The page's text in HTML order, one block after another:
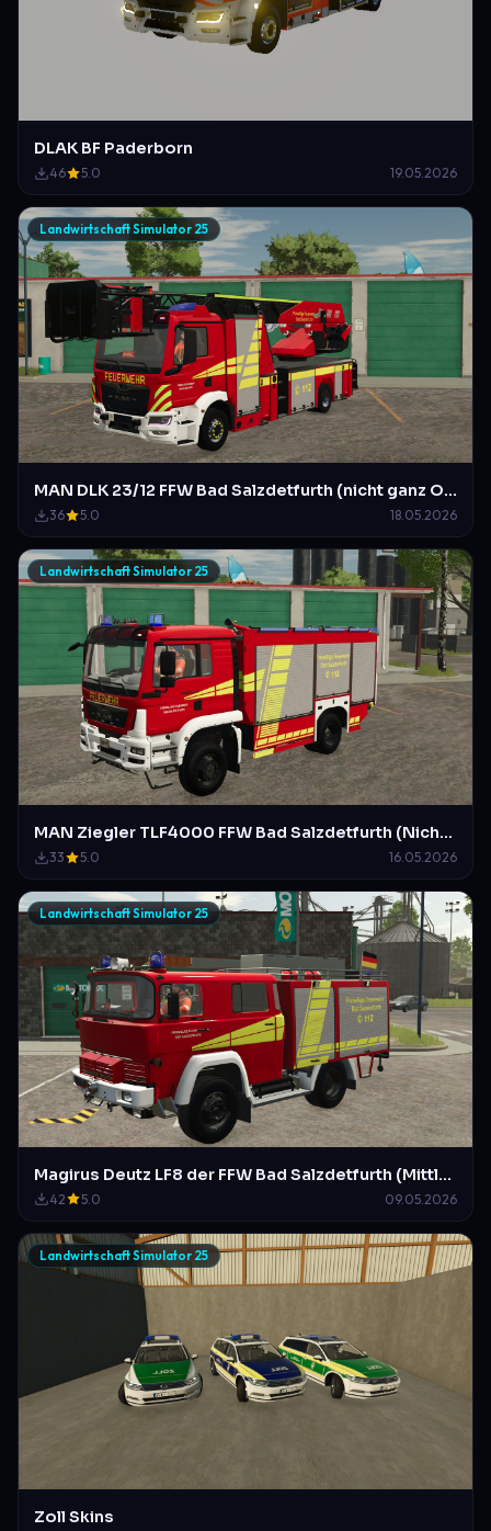
DLAK BF Paderborn
46 5.0 19.05.2026
Landwirtschaft Simulator 25
MAN DLK 23/12 FFW Bad Salzdetfurth (nicht ganz Original)
36 5.0 18.05.2026
Landwirtschaft Simulator 25
MAN Ziegler TLF4000 FFW Bad Salzdetfurth (Nicht Original)
33 5.0 16.05.2026
Landwirtschaft Simulator 25
Magirus Deutz LF8 der FFW Bad Salzdetfurth (Mittlerweile a.D)
42 5.0 09.05.2026
Landwirtschaft Simulator 25
Zoll Skins